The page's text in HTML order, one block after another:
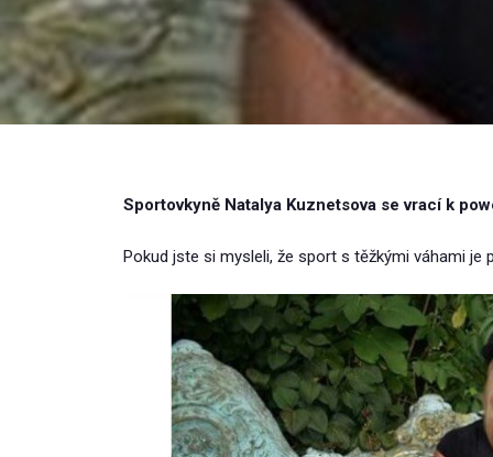
Sportovkyně Natalya Kuznetsova se vrací k
Pokud jste si mysleli, že sport s těžkými váhami je